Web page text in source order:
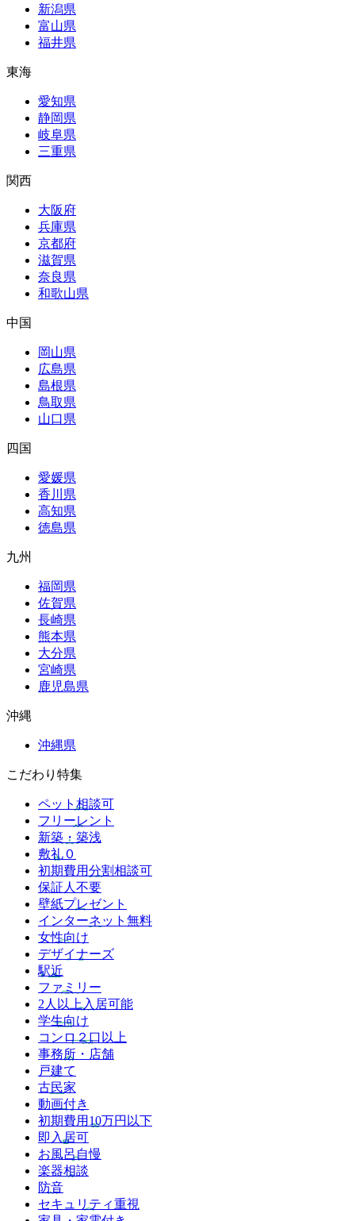
新潟県
富山県
福井県
東海
愛知県
静岡県
岐阜県
三重県
関西
大阪府
兵庫県
京都府
滋賀県
奈良県
和歌山県
中国
岡山県
広島県
島根県
鳥取県
山口県
四国
愛媛県
香川県
高知県
徳島県
九州
福岡県
佐賀県
長崎県
熊本県
大分県
宮崎県
鹿児島県
沖縄
沖縄県
こだわり特集
ペット相談可
フリーレント
新築・築浅
敷礼０
初期費用分割相談可
保証人不要
壁紙プレゼント
インターネット無料
女性向け
デザイナーズ
駅近
ファミリー
2人以上入居可能
学生向け
コンロ２口以上
事務所・店舗
戸建て
古民家
動画付き
初期費用10万円以下
即入居可
お風呂自慢
楽器相談
防音
セキュリティ重視